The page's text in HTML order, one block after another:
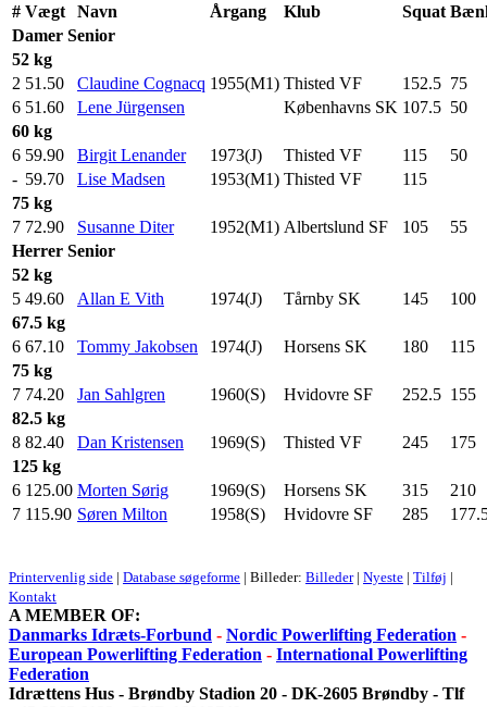
# Vægt Navn Årgang Klub Squat
Damer Senior
52 kg
2 51.50 Claudine Cognacq 1955(M1) Thisted VF 152.5 75
6 51.60 Lene Jürgensen Københavns SK 107.5 50
60 kg
6 59.90 Birgit Lenander 1973(J) Thisted VF 115 50
- 59.70 Lise Madsen 1953(M1) Thisted VF 115
75 kg
7 72.90 Susanne Diter 1952(M1) Albertslund SF 105 55
Herrer Senior
52 kg
5 49.60 Allan E Vith 1974(J) Tårnby SK 145 100
67.5 kg
6 67.10 Tommy Jakobsen 1974(J) Horsens SK 180 115
75 kg
7 74.20 Jan Sahlgren 1960(S) Hvidovre SF 252.5 155
82.5 kg
8 82.40 Dan Kristensen 1969(S) Thisted VF 245 175
125 kg
6 125.00 Morten Sørig 1969(S) Horsens SK 315 210
7 115.90 Søren Milton 1958(S) Hvidovre SF 285
Printervenlig side | Database søgeforme | Billeder: Billeder| Nyeste | Tilføj |
Kontakt
A MEMBER OF:
Danmarks Idræts-Forbund - Nordic Powerlifting Federation -
European Powerlifting Federation - International Powerlifting
Federation
Idrættens Hus - Brøndby Stadion 20 - DK-2605 Brøndby - Tlf